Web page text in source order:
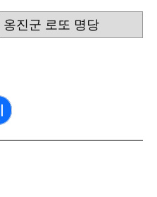
옹진군 로또 명당